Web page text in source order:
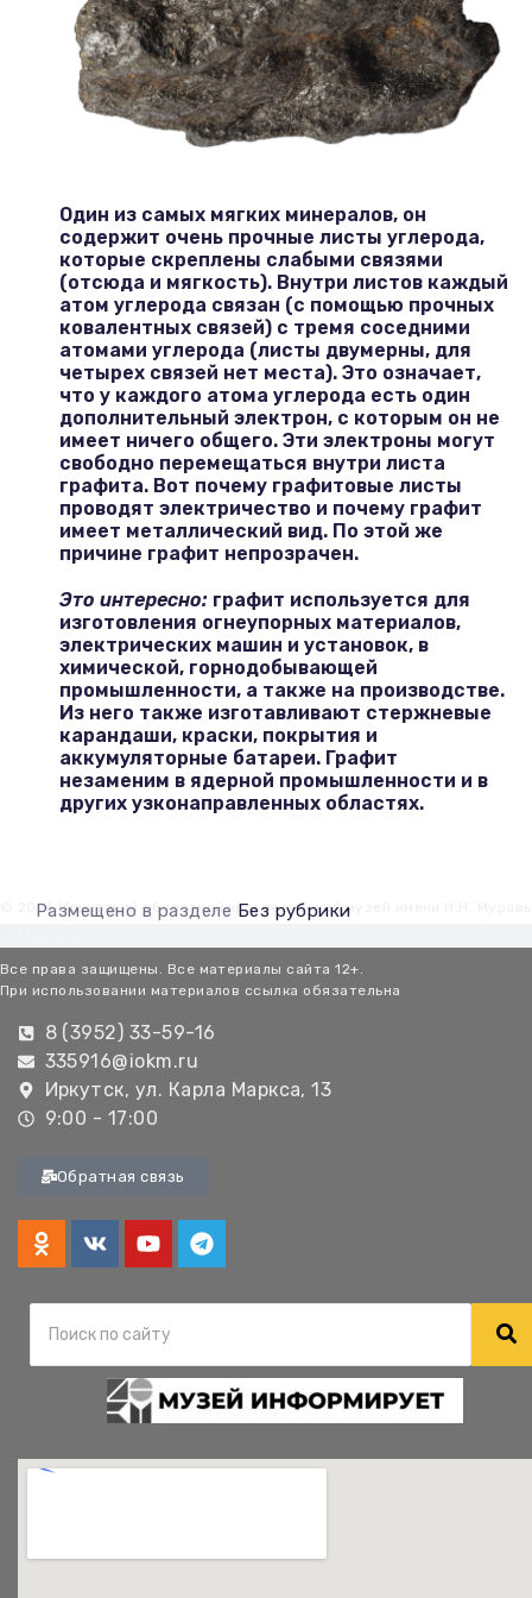
Вакансии музея
Независимая оценка
Проекты и программы
Новости
Прейскурант
Фонды и коллекции
Партнеры
Дирекция
Ледокол Ангара
Музей В.Г. Распутина
КПЦ им. свт. Иннокентия (Вениаминова)
Мемориальный дом А.М. Тюрюмина
Музеи региона
Повышение квалификации
Отчетность
Профессиональные мероприятия
Один из самых мягких минералов, он
содержит очень прочные листы углерода,
которые скреплены слабыми связями
(отсюда и мягкость). Внутри листов каждый
атом углерода связан (с помощью прочных
ковалентных связей) с тремя соседними
атомами углерода (листы двумерны, для
четырех связей нет места). Это означает,
что у каждого атома углерода есть один
дополнительный электрон, с которым он не
имеет ничего общего. Эти электроны могут
свободно перемещаться внутри листа
графита. Вот почему графитовые листы
проводят электричество и почему графит
имеет металлический вид. По этой же
причине графит непрозрачен.
Это интересно: графит используется для
изготовления огнеупорных материалов,
электрических машин и установок, в
химической, горнодобывающей
промышленности, а также на производстве.
Из него также изготавливают стержневые
карандаши, краски, покрытия и
аккумуляторные батареи. Графит
незаменим в ядерной промышленности и в
других узконаправленных областях.
Размещено в разделе Без рубрики
© 2026 Иркутский областной краеведческий музей имени Н.Н.
Все права защищены. Все материалы сайта 12+.
При использовании материалов ссылка обязательна
8 (3952) 33-59-16
335916@iokm.ru
Иркутск, ул. Карла Маркса, 13
9:00 - 17:00
Обратная связь